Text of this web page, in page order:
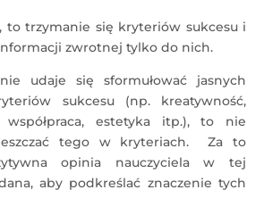
to trzymanie się kryteriów sukcesu i
zwrotnej tylko do nich.
udaje się sformułować jasnych
sukcesu (np. kreatywność,
współpraca, estetyka itp.), to nie
tego w kryteriach. Za to
opinia nauczyciela w tej
aby podkreślać znaczenie tych